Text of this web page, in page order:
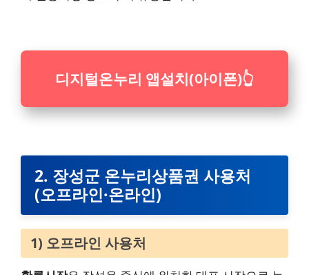
디지털온누리 앱설치(아이폰)👆
2. 장성군 온누리상품권 사용처
(오프라인·온라인)
1) 오프라인 사용처